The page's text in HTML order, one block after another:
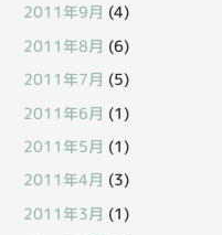
2011年9月 (4)
2011年8月 (6)
2011年7月 (5)
2011年6月 (1)
2011年5月 (1)
2011年4月 (3)
2011年3月 (1)